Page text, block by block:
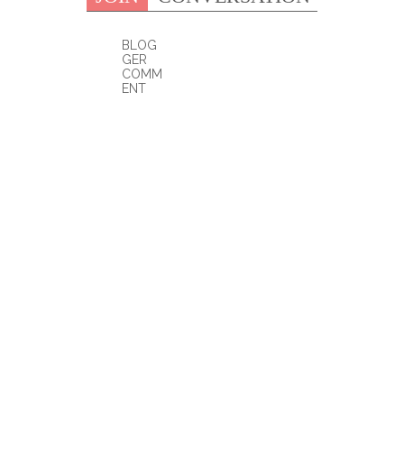
BLOG
GER
COMM
ENT